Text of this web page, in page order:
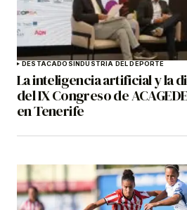
DESTACADOSINDUSTRIA DEL DEPORTE
La inteligencia artificial y la
del IX Congreso de
en Tenerife